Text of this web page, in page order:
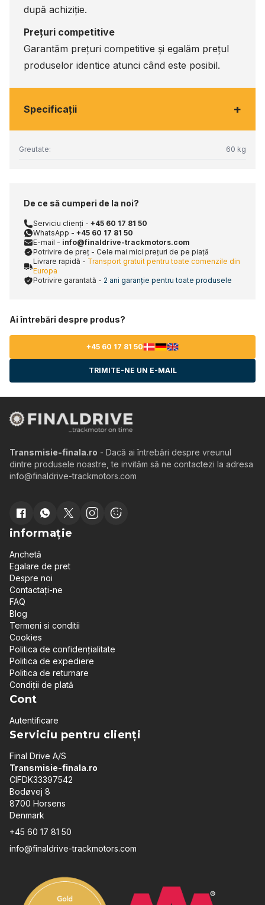
după achiziție.
Prețuri competitive
Garantăm prețuri competitive și egalăm prețul
produselor identice atunci când este posibil.
Specificaţii +
Greutate: 60 kg
De ce să cumperi de la noi?
Serviciu clienți - +45 60 17 81 50
WhatsApp - +45 60 17 81 50
E-mail - info@finaldrive-trackmotors.com
Potrivire de preț - Cele mai mici prețuri de pe piață
Livrare rapidă - Transport gratuit pentru toate comenzile din
Europa
Potrivire garantată - 2 ani garanție pentru toate produsele
Ai întrebări despre produs?
+45 60 17 81 50
TRIMITE-NE UN E-MAIL
Transmisie-finala.ro - Dacă ai întrebări despre vreunul
dintre produsele noastre, te invităm să ne contactezi la adresa
info@finaldrive-trackmotors.com
informație
Anchetă
Egalare de pret
Despre noi
Contactați-ne
FAQ
Blog
Termeni si conditii
Cookies
Politica de confidențialitate
Politica de expediere
Politica de returnare
Condiții de plată
Cont
Autentificare
Serviciu pentru clienți
Final Drive A/S
Transmisie-finala.ro
CIFDK33397542
Bodøvej 8
8700 Horsens
Denmark
+45 60 17 81 50
info@finaldrive-trackmotors.com